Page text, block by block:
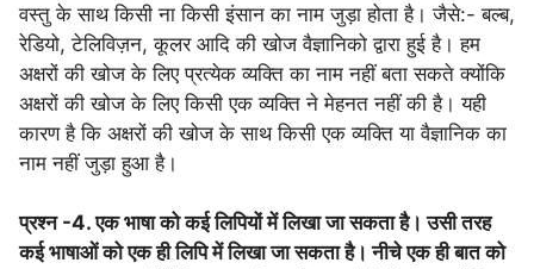
वस्तु के साथ किसी ना किसी इंसान का नाम जुड़ा होता है। जैसे:- बल्ब,
रेडियो, टेलिविज़न, कूलर आदि की खोज वैज्ञानिको द्वारा हुई है। हम
अक्षरों की खोज के लिए प्रत्येक व्यक्ति का नाम नहीं बता सकते क्योंकि
अक्षरों की खोज के लिए किसी एक व्यक्ति ने मेहनत नहीं की है। यही
कारण है कि अक्षरों की खोज के साथ किसी एक व्यक्ति या वैज्ञानिक का
नाम नहीं जुड़ा हुआ है।
प्रश्न -4. एक भाषा को कई लिपियों में लिखा जा सकता है। उसी तरह
कई भाषाओं को एक ही लिपि में लिखा जा सकता है। नीचे एक ही बात को